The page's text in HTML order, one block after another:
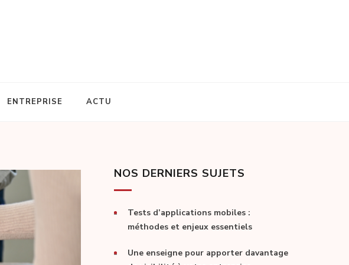
ENTREPRISE ACTU
NOS DERNIERS SUJETS
Tests d’applications mobiles :
méthodes et enjeux essentiels
Une enseigne pour apporter davantage